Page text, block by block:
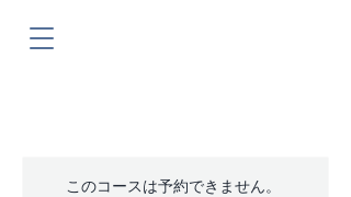
このコースは予約できません。